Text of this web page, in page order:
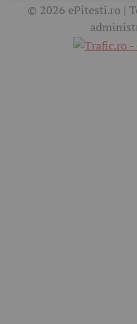
© 2026 ePitesti.ro |